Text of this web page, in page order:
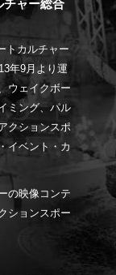
チャー総合
トカルチャー
年9月より運
ウェイクボー
ミング、パル
クションスポ
イベント・カ
の映像コンテ
ションスポー